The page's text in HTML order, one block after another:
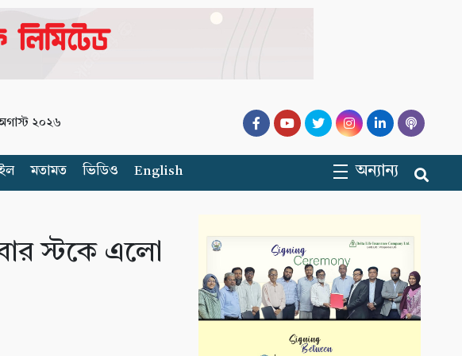
২০২৬
মতামত ভিডিও English অন্যান্য
স্টকে এলো